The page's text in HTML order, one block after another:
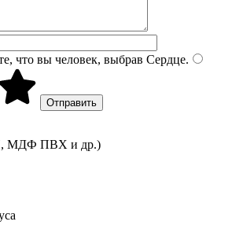
что вы человек, выбрав Сердце.
МДФ ПВХ и др.)